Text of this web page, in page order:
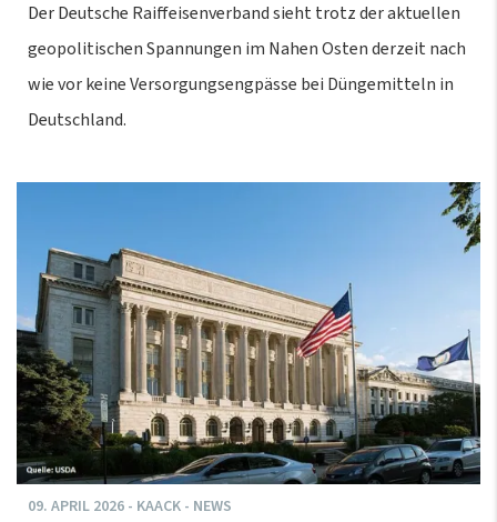
Der Deutsche Raiffeisenverband sieht trotz der aktuellen
geopolitischen Spannungen im Nahen Osten derzeit nach
wie vor keine Versorgungsengpässe bei Düngemitteln in
Deutschland.
09. APRIL 2026 - KAACK - NEWS